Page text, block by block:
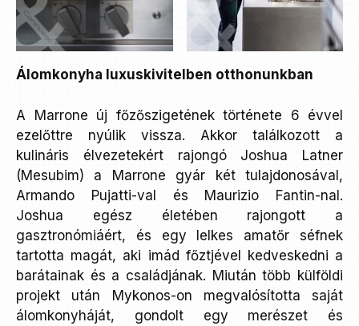
Álomkonyha luxuskivitelben otthonunkban
A Marrone új főzőszigetének története 6 évvel
ezelőttre nyúlik vissza. Akkor találkozott a
kulináris élvezetekért rajongó Joshua Latner
(Mesubim) a Marrone gyár két tulajdonosával,
Armando Pujatti-val és Maurizio Fantin-nal.
Joshua egész életében rajongott a
gasztronómiáért, és egy lelkes amatőr séfnek
tartotta magát, aki imád főztjével kedveskedni a
barátainak és a családjának. Miután több külföldi
projekt után Mykonos-on megvalósította saját
álomkonyháját, gondolt egy merészet és